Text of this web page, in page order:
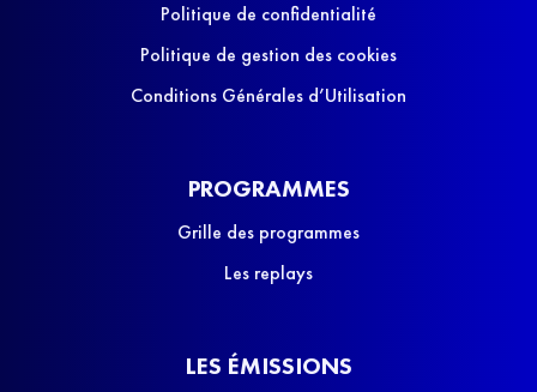
Politique de confidentialité
Politique de gestion des cookies
Conditions Générales d’Utilisation
PROGRAMMES
Grille des programmes
Les replays
LES ÉMISSIONS